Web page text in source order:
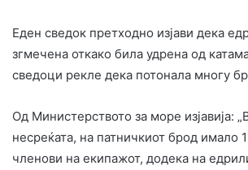
Еден сведок претходно изјави дека
згмечена откако била удрена од
сведоци рекле дека потонала многу
Од Министерството за море изјавија:
несреќата, на патничкиот брод имало
членови на екипажот, додека на